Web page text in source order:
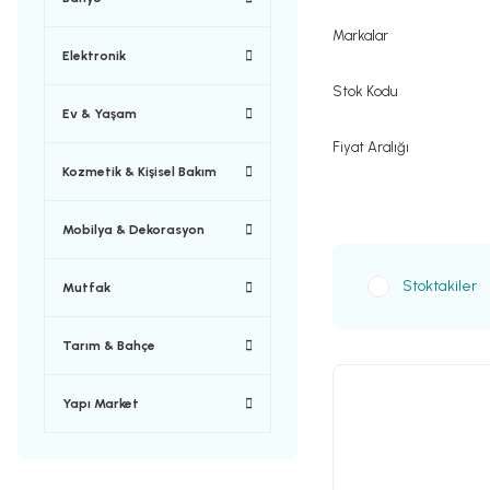
Elektronik
Ev & Yaşam
Kozmetik & Kişisel Bakım
Mobilya & Dekorasyon
Mutfak
Tarım & Bahçe
Yapı Market
Markalar
Stok Kodu
Fiyat Aralığı
Stoktakiler